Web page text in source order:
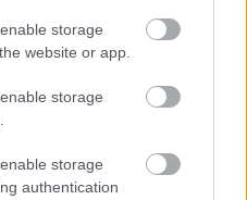
storage
website or app.
storage
storage
authentication